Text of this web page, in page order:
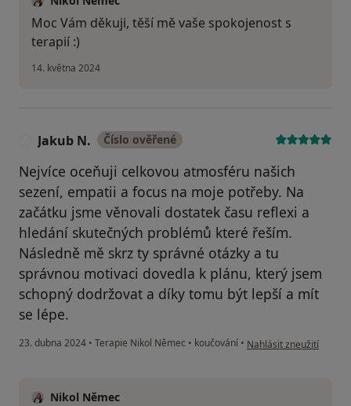
Moc Vám děkuji, těší mě vaše spokojenost s
terapií :)
14. května 2024
Jakub N. Číslo ověřené
Nejvíce oceňuji celkovou atmosféru našich
sezení, empatii a focus na moje potřeby. Na
začátku jsme věnovali dostatek času reflexi a
hledání skutečných problémů které řeším.
Následně mě skrz ty správné otázky a tu
správnou motivaci dovedla k plánu, který jsem
schopný dodržovat a díky tomu být lepší a mít
se lépe.
23. dubna 2024 • Terapie Nikol Němec • koučování • podle názoru uživatele
Nahlásit zneužití
Nikol Němec